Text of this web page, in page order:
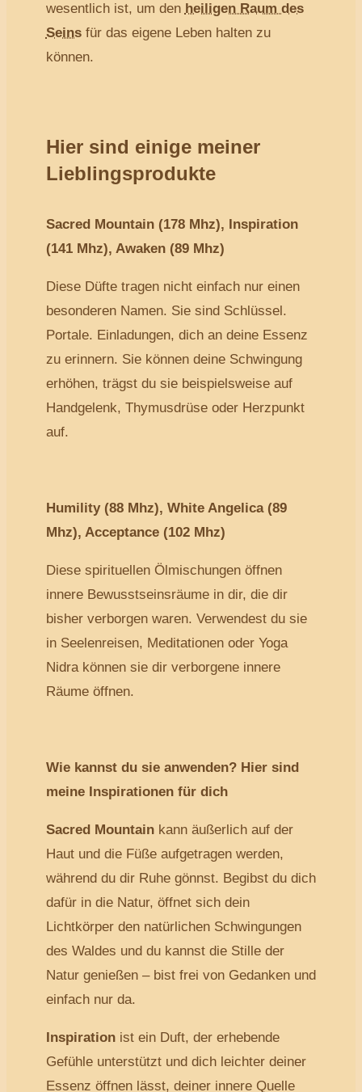
wesentlich ist, um den heiligen Raum des
Seinsfür das eigene Leben halten zu
können.
Hier sind einige meiner
Lieblingsprodukte
Sacred Mountain (178 Mhz), Inspiration
(141 Mhz), Awaken (89 Mhz)
Diese Düfte tragen nicht einfach nur einen
besonderen Namen. Sie sind Schlüssel.
Portale. Einladungen, dich an deine Essenz
zu erinnern. Sie können deine Schwingung
erhöhen, trägst du sie beispielsweise auf
Handgelenk, Thymusdrüse oder Herzpunkt
auf.
Humility (88 Mhz), White Angelica (89
Mhz), Acceptance (102 Mhz)
Diese spirituellen Ölmischungen öffnen
innere Bewusstseinsräume in dir, die dir
bisher verborgen waren. Verwendest du sie
in Seelenreisen, Meditationen oder Yoga
Nidra können sie dir verborgene innere
Räume öffnen.
Wie kannst du sie anwenden? Hier sind
meine Inspirationen für dich
Sacred Mountainkann äußerlich auf der
Haut und die Füße aufgetragen werden,
während du dir Ruhe gönnst. Begibst du dich
dafür in die Natur, öffnet sich dein
Lichtkörper den natürlichen Schwingungen
des Waldes und du kannst die Stille der
Natur genießen – bist frei von Gedanken und
einfach nur da.
Inspirationist ein Duft, der erhebende
Gefühle unterstützt und dich leichter deiner
Essenz öffnen lässt, deiner innere Quelle